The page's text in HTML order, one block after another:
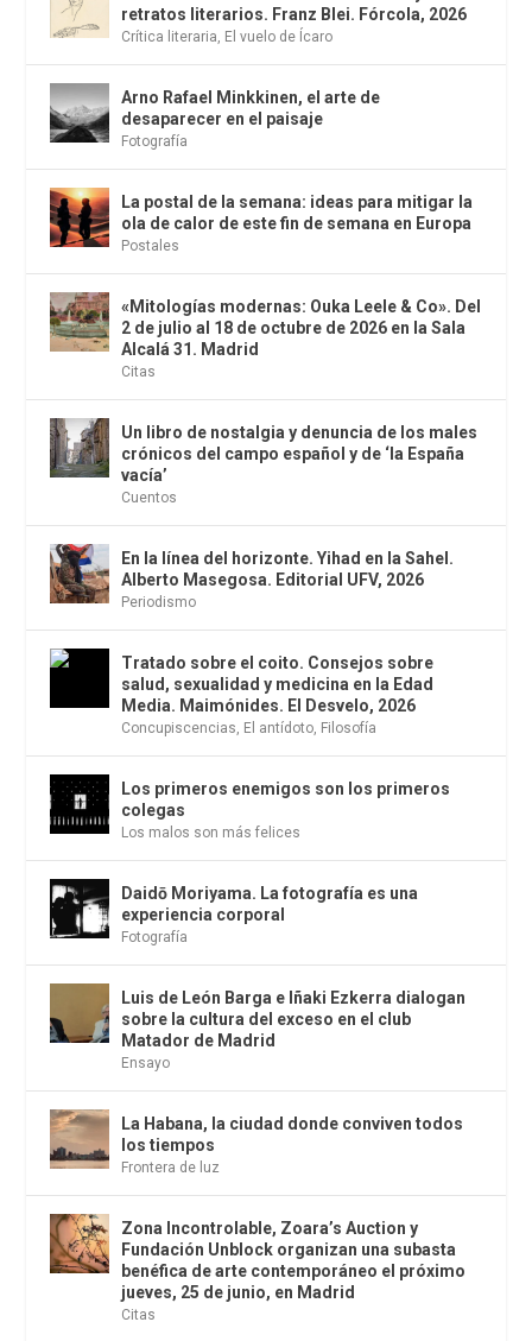
retratos literarios. Franz Blei. Fórcola, 2026
Crítica literaria, El vuelo de Ícaro
Arno Rafael Minkkinen, el arte de
desaparecer en el paisaje
Fotografía
La postal de la semana: ideas para mitigar la
ola de calor de este fin de semana en Europa
Postales
«Mitologías modernas: Ouka Leele & Co». Del
2 de julio al 18 de octubre de 2026 en la Sala
Alcalá 31. Madrid
Citas
Un libro de nostalgia y denuncia de los males
crónicos del campo español y de ‘la España
vacía’
Cuentos
En la línea del horizonte. Yihad en la Sahel.
Alberto Masegosa. Editorial UFV, 2026
Periodismo
Tratado sobre el coito. Consejos sobre
salud, sexualidad y medicina en la Edad
Media. Maimónides. El Desvelo, 2026
Concupiscencias, El antídoto, Filosofía
Los primeros enemigos son los primeros
colegas
Los malos son más felices
Daidō Moriyama. La fotografía es una
experiencia corporal
Fotografía
Luis de León Barga e Iñaki Ezkerra dialogan
sobre la cultura del exceso en el club
Matador de Madrid
Ensayo
La Habana, la ciudad donde conviven todos
los tiempos
Frontera de luz
Zona Incontrolable, Zoara’s Auction y
Fundación Unblock organizan una subasta
benéfica de arte contemporáneo el próximo
jueves, 25 de junio, en Madrid
Citas